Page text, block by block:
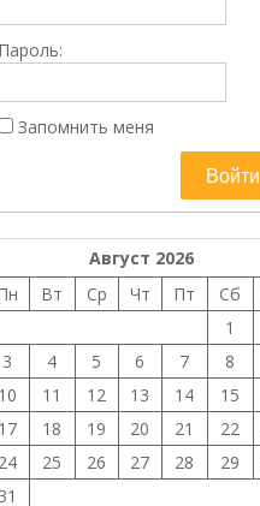
Пароль:
Запомнить меня
Войти
Август 2026
Вт Ср Чт Пт Сб
1
3
4 5 6 7 8
10
11 12 13 14 15
17
18 19 20 21 22
24
25 26 27 28 29
31